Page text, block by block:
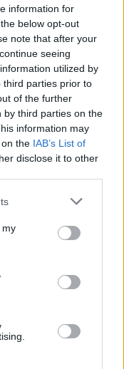
information for
below opt-out
note that after your
seeing
utilized by
third parties prior to
of the further
by third parties on the
information may
the IAB’s List of
disclose it to other
my